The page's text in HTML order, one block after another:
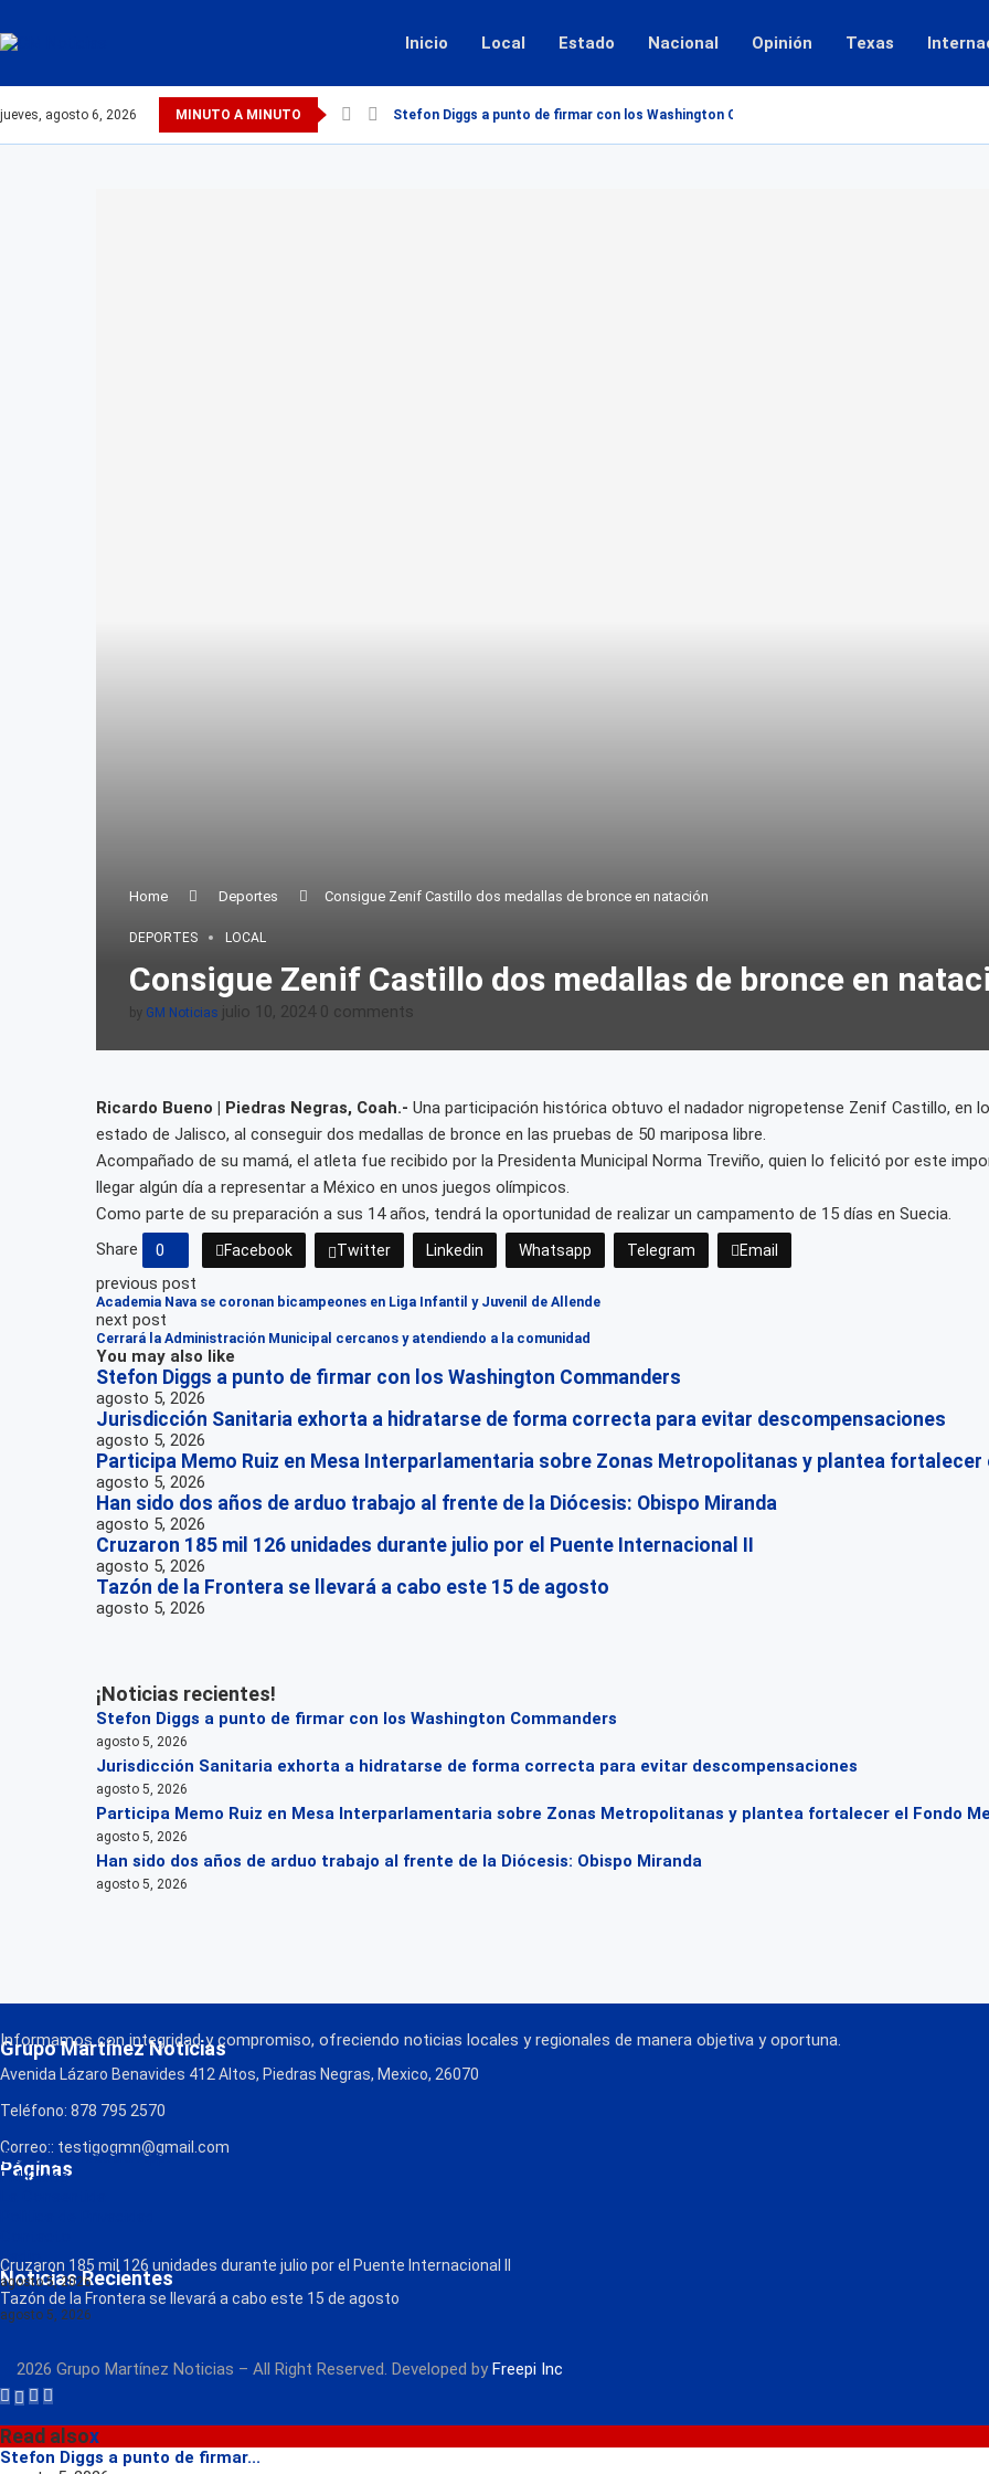
Inicio Local Estado Nacional Opinión Texas
jueves, agosto 6, 2026 MINUTO A MINUTO Stefon Diggs a punto de firmar con los Washington Commanders
Home Deportes Consigue Zenif Castillo dos medallas de bronce en natación
DEPORTES LOCAL
Consigue Zenif Castillo dos medallas de bronce en
by GM Noticias julio 10, 2024 0 comments
Ricardo Bueno | Piedras Negras, Coah.- Una participación histórica obtuvo el nadador nigropetense Zenif Castillo, en
estado de Jalisco, al conseguir dos medallas de bronce en las pruebas de 50 mariposa libre.
Acompañado de su mamá, el atleta fue recibido por la Presidenta Municipal Norma Treviño, quien lo felicitó por este
llegar algún día a representar a México en unos juegos olímpicos.
Como parte de su preparación a sus 14 años, tendrá la oportunidad de realizar un campamento de 15 días en Suecia.
Share
0 Facebook Twitter Linkedin Whatsapp Telegram Email
previous post
Academia Nava se coronan bicampeones en Liga Infantil y Juvenil de Allende
next post
Cerrará la Administración Municipal cercanos y atendiendo a la comunidad
You may also like
Stefon Diggs a punto de firmar con los Washington Commanders
agosto 5, 2026
Jurisdicción Sanitaria exhorta a hidratarse de forma correcta para evitar descompensaciones
agosto 5, 2026
Participa Memo Ruiz en Mesa Interparlamentaria sobre Zonas Metropolitanas y plantea fortalecer
agosto 5, 2026
Han sido dos años de arduo trabajo al frente de la Diócesis: Obispo Miranda
agosto 5, 2026
Cruzaron 185 mil 126 unidades durante julio por el Puente Internacional II
agosto 5, 2026
Tazón de la Frontera se llevará a cabo este 15 de agosto
agosto 5, 2026
¡Noticias recientes!
Stefon Diggs a punto de firmar con los Washington Commanders
agosto 5, 2026
Jurisdicción Sanitaria exhorta a hidratarse de forma correcta para evitar descompensaciones
agosto 5, 2026
Participa Memo Ruiz en Mesa Interparlamentaria sobre Zonas Metropolitanas y plantea fortalecer el Fondo
agosto 5, 2026
Han sido dos años de arduo trabajo al frente de la Diócesis: Obispo Miranda
agosto 5, 2026
Grupo Martínez Noticias
Informamos con integridad y compromiso, ofreciendo noticias locales y regionales de manera objetiva y oportuna.
Avenida Lázaro Benavides 412 Altos, Piedras Negras, Mexico, 26070
Teléfono: 878 795 2570
Correo:: testigogmn@gmail.com
Páginas
¡Descarga nuestra App!
FM Globo
Radio
Noticias Recientes
Cruzaron 185 mil 126 unidades durante julio por el Puente Internacional II
agosto 5, 2026
Tazón de la Frontera se llevará a cabo este 15 de agosto
agosto 5, 2026
2026 Grupo Martínez Noticias – All Right Reserved. Developed by Freepi Inc
Read alsox
Stefon Diggs a punto de firmar...